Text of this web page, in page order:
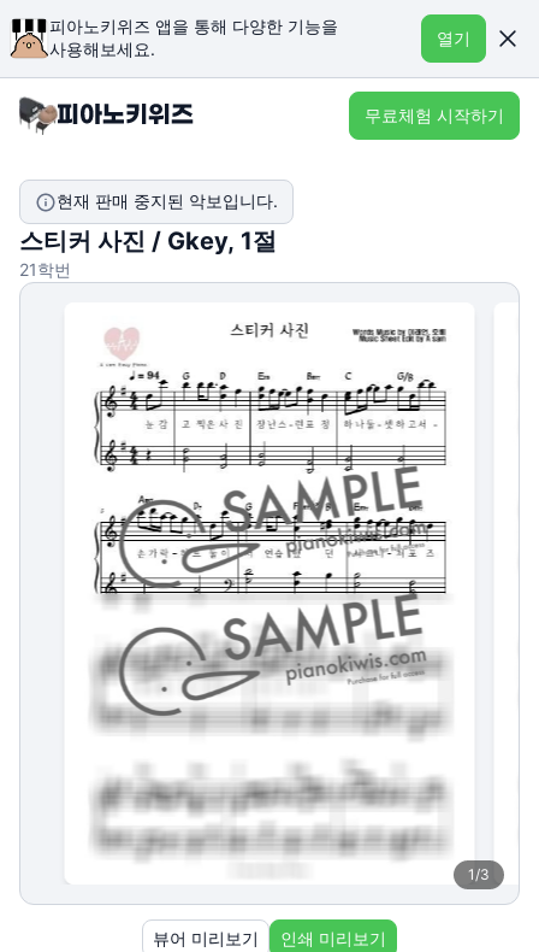
피아노키위즈 앱을 통해 다양한 기능을
사용해보세요.
열기
무료체험 시작하기
현재 판매 중지된 악보입니다.
스티커 사진 / Gkey, 1절
21학번
1/3
뷰어 미리보기 인쇄 미리보기